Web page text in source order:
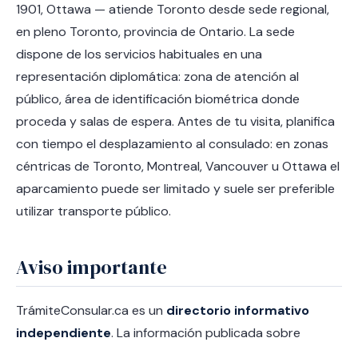
1901, Ottawa — atiende Toronto desde sede regional,
en pleno Toronto, provincia de Ontario. La sede
dispone de los servicios habituales en una
representación diplomática: zona de atención al
público, área de identificación biométrica donde
proceda y salas de espera. Antes de tu visita, planifica
con tiempo el desplazamiento al consulado: en zonas
céntricas de Toronto, Montreal, Vancouver u Ottawa el
aparcamiento puede ser limitado y suele ser preferible
utilizar transporte público.
Aviso importante
TrámiteConsular.ca es un directorio informativo
independiente. La información publicada sobre